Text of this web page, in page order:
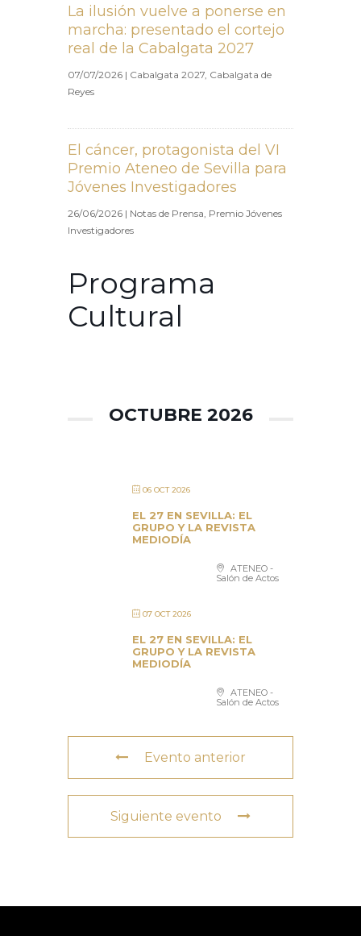
La ilusión vuelve a ponerse en
marcha: presentado el cortejo
real de la Cabalgata 2027
07/07/2026 | Cabalgata 2027, Cabalgata de
Reyes
El cáncer, protagonista del VI
Premio Ateneo de Sevilla para
Jóvenes Investigadores
26/06/2026 | Notas de Prensa, Premio Jóvenes
Investigadores
Programa
Cultural
OCTUBRE 2026
06 OCT 2026
EL 27 EN SEVILLA: EL
GRUPO Y LA REVISTA
MEDIODÍA
ATENEO -
Salón de Actos
07 OCT 2026
EL 27 EN SEVILLA: EL
GRUPO Y LA REVISTA
MEDIODÍA
ATENEO -
Salón de Actos
Evento anterior
Siguiente evento